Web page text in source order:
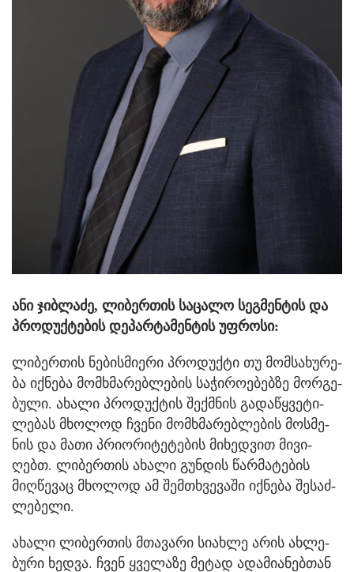
ანი ჯიბ­ლა­ძე, ლი­ბერ­თის სა­ცა­ლო სეგ­მენ­ტის და
პრო­დუქ­ტე­ბის დე­პარ­ტა­მენ­ტის უფ­რო­სი:
ლი­ბერ­თის ნე­ბის­მი­ე­რი პრო­დუქ­ტი თუ მომ­სა­ხუ­რე­
ბა იქ­ნე­ბა მომ­ხმა­რებ­ლე­ბის სა­ჭი­რო­ე­ბებ­ზე მორ­გე­
ბუ­ლი. ახა­ლი პრო­დუქ­ტის შექ­მნის გა­და­წყვე­ტი­
ლე­ბას მხო­ლოდ ჩვე­ნი მომ­ხმა­რებ­ლე­ბის მოს­მე­
ნის და მათი პრი­ო­რი­ტე­ტე­ბის მი­ხედ­ვით მი­ვი­
ღებთ. ლი­ბერ­თის ახა­ლი გუნ­დის წარ­მა­ტე­ბის
მიღ­წე­ვაც მხო­ლოდ ამ შემ­თხვე­ვა­ში იქ­ნე­ბა შე­საძ­
ლე­ბე­ლი.
ახა­ლი ლი­ბერ­თის მთა­ვა­რი სი­ახ­ლე არის ახ­ლე­
ბუ­რი ხედ­ვა. ჩვენ ყვე­ლა­ზე მე­ტად ადა­მი­ა­ნებ­თან